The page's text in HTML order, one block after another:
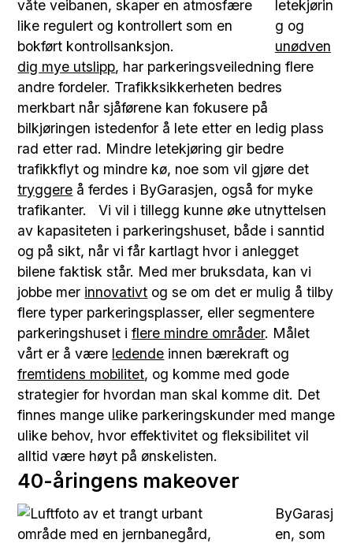
letekjørin
g og
unødven
dig mye utslipp, har parkeringsveiledning flere
andre fordeler. Trafikksikkerheten bedres
merkbart når sjåførene kan fokusere på
bilkjøringen istedenfor å lete etter en ledig plass
rad etter rad. Mindre letekjøring gir bedre
trafikkflyt og mindre kø, noe som vil gjøre det
tryggere å ferdes i ByGarasjen, også for myke
trafikanter. Vi vil i tillegg kunne øke utnyttelsen
av kapasiteten i parkeringshuset, både i sanntid
og på sikt, når vi får kartlagt hvor i anlegget
bilene faktisk står. Med mer bruksdata, kan vi
jobbe mer innovativt og se om det er mulig å tilby
flere typer parkeringsplasser, eller segmentere
parkeringshuset iflere mindre områder. Målet
vårt er å være ledende innen bærekraft og
fremtidens mobilitet, og komme med gode
strategier for hvordan man skal komme dit. Det
finnes mange ulike parkeringskunder med mange
ulike behov, hvor effektivitet og fleksibilitet vil
alltid være høyt på ønskelisten.
40-åringens makeover
ByGarasj
en, som